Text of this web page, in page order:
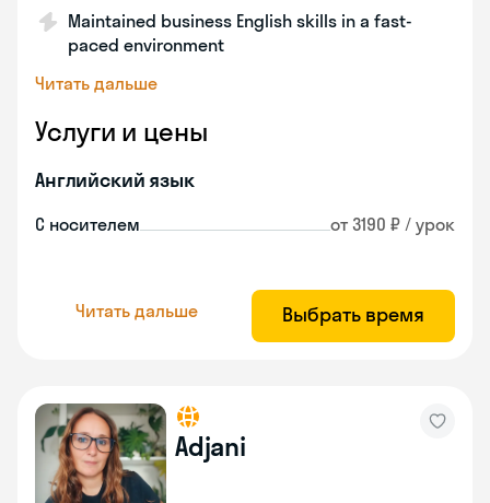
Maintained business English skills in a fast-
paced environment
Читать дальше
Услуги и цены
Английский язык
С носителем от 3190 ₽ / урок
Читать дальше Выбрать время
Adjani